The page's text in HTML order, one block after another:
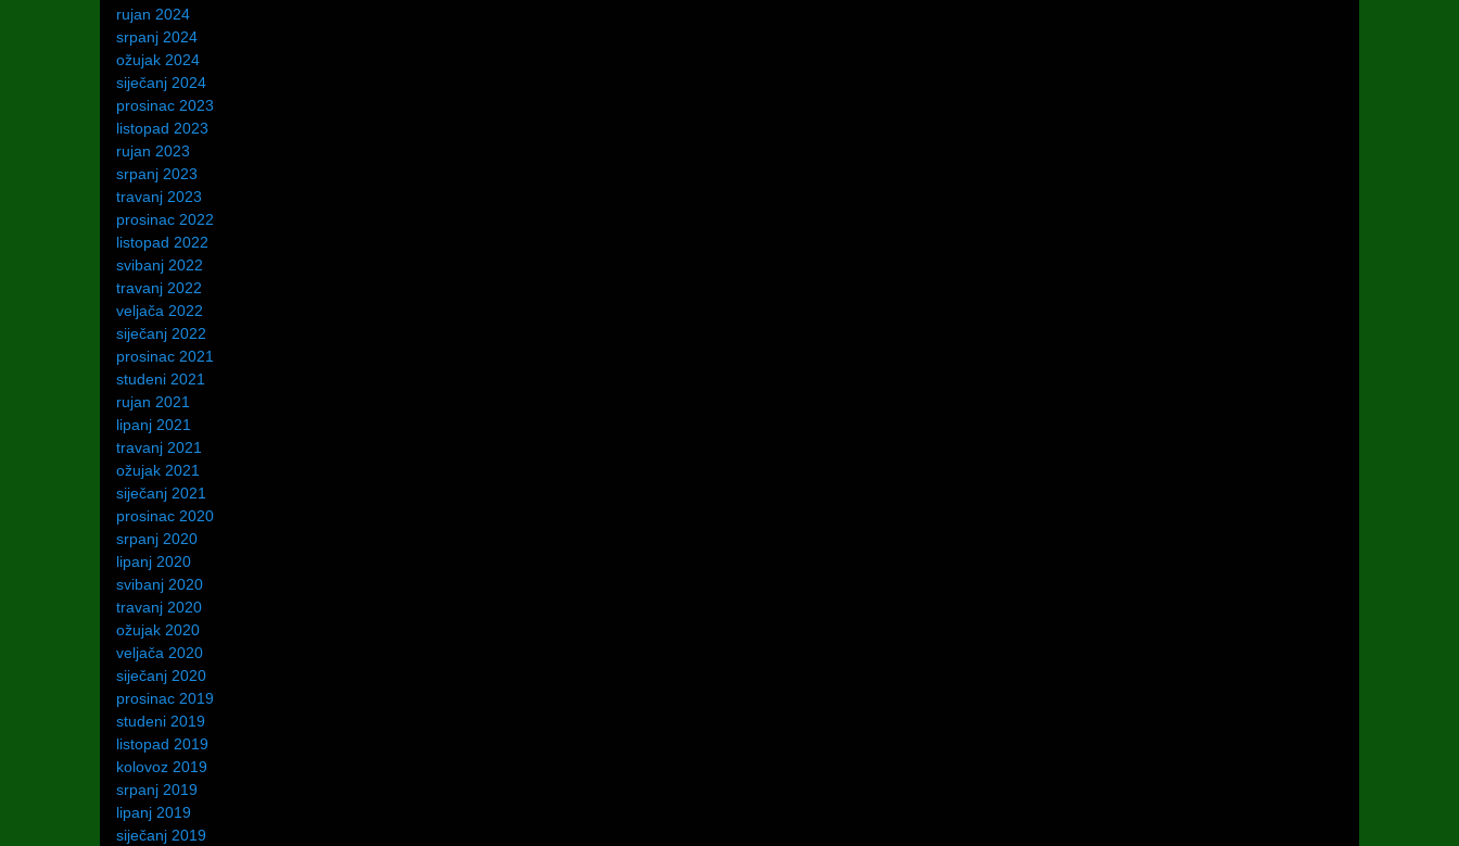
rujan 2024
srpanj 2024
ožujak 2024
siječanj 2024
prosinac 2023
listopad 2023
rujan 2023
srpanj 2023
travanj 2023
prosinac 2022
listopad 2022
svibanj 2022
travanj 2022
veljača 2022
siječanj 2022
prosinac 2021
studeni 2021
rujan 2021
lipanj 2021
travanj 2021
ožujak 2021
siječanj 2021
prosinac 2020
srpanj 2020
lipanj 2020
svibanj 2020
travanj 2020
ožujak 2020
veljača 2020
siječanj 2020
prosinac 2019
studeni 2019
listopad 2019
kolovoz 2019
srpanj 2019
lipanj 2019
siječanj 2019